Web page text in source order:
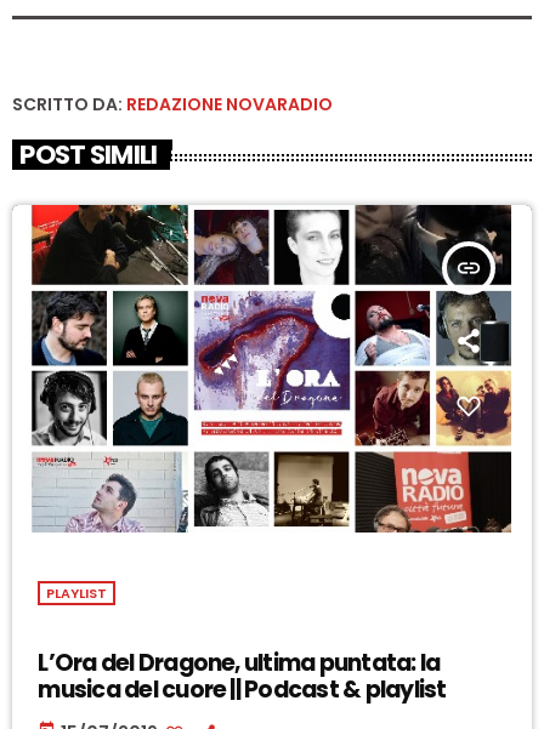
SCRITTO DA: REDAZIONE NOVARADIO
POST SIMILI
insert_link
PLAYLIST
L’Ora del Dragone, ultima puntata: la
musica del cuore || Podcast & playlist